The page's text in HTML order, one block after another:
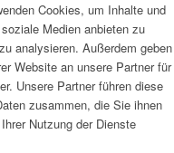
Cookies, um Inhalte und
Medien anbieten zu
analysieren. Außerdem geben
Website an unsere Partner für
Unsere Partner führen diese
zusammen, die Sie ihnen
Nutzung der Dienste